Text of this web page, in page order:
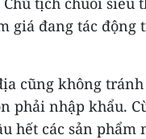
giá đang tác động
cũng không
phải nhập khẩu.
hết các sản phẩm